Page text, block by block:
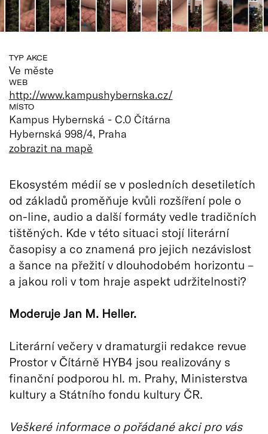
TYP AKCE
Ve měste
WEB
http://www.kampushybernska.cz/
MÍSTO
Kampus Hybernská - C.0 Čítárna
Hybernská 998/4, Praha
zobrazit na mapě
Ekosystém médií se v posledních desetiletích
od základů proměňuje kvůli rozšíření pole o
on-line, audio a další formáty vedle tradičních
tištěných. Kde v této situaci stojí literární
časopisy a co znamená pro jejich nezávislost
a šance na přežití v dlouhodobém horizontu –
a jakou roli v tom hraje aspekt udržitelnosti?
Moderuje Jan M. Heller.
Literární večery v dramaturgii redakce revue
Prostor v Čítárně HYB4 jsou realizovány s
finanční podporou hl. m. Prahy, Ministerstva
kultury a Státního fondu kultury ČR.
Veškeré informace o pořádané akci pro vás